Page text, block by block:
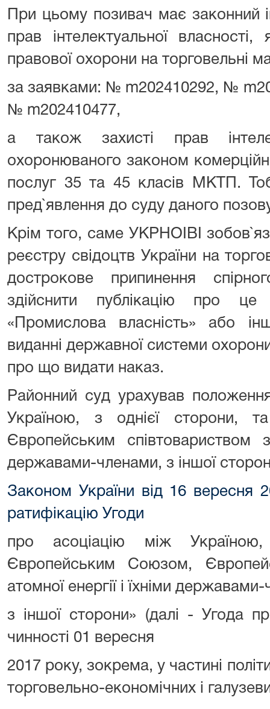
При цьому позивач має законний
прав інтелектуальної
правової охорони на торговельні
за заявками: № m202410292, №
№ m202410477,
а також захисті прав
охоронюваного законом
послуг 35 та 45 класів МКТП.
пред`явлення до суду даного
Крім того, саме УКРНОІВІ
реєстру свідоцтв України на
дострокове припинення
здійснити публікацію про
«Промислова власність» або
виданні державної системи
про що видати наказ.
Районний суд урахував
Україною, з однієї сторони,
Європейським співтовариством
державами-членами, з іншої
Законом України від 16
ратифікацію Угоди
про асоціацію між
Європейським Союзом,
атомної енергії і їхніми
з іншої сторони» (далі - Угода
чинності 01 вересня
2017 року, зокрема, у частині
торговельно-економічних і